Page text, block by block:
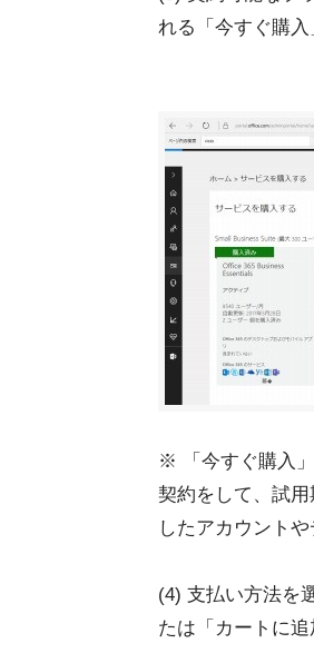
れる「今すぐ購入
※ 「今すぐ購入
契約をして、試
したアカウント
(4) 支払い方法を
たは「カートに追